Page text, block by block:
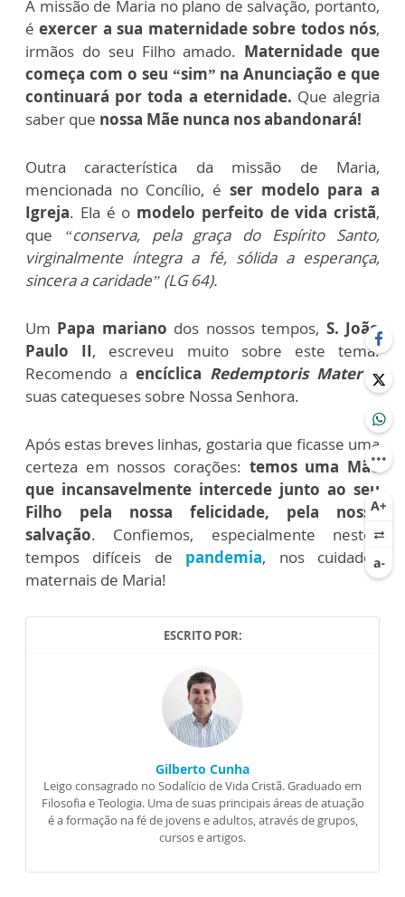
A missão de Maria no plano de salvação, portanto,
é exercer a sua maternidade sobre todos nós,
irmãos do seu Filho amado. Maternidade que
começa com o seu “sim” na Anunciação e que
continuará por toda a eternidade. Que alegria
saber que nossa Mãe nunca nos abandonará!
Outra característica da missão de Maria,
mencionada no Concílio, é ser modelo para a
Igreja. Ela é o modelo perfeito de vida cristã,
que “conserva, pela graça do Espírito Santo,
virginalmente íntegra a fé, sólida a esperança,
sincera a caridade” (LG 64).
Um Papa mariano dos nossos tempos, S. João
Paulo II, escreveu muito sobre este tema.
Recomendo a encíclica Redemptoris Mater e
suas catequeses sobre Nossa Senhora.
Após estas breves linhas, gostaria que ficasse uma
certeza em nossos corações: temos uma Mãe
que incansavelmente intercede junto ao seu
Filho pela nossa felicidade, pela nossa
salvação. Confiemos, especialmente nestes
tempos difíceis de pandemia, nos cuidados
maternais de Maria!
ESCRITO POR:
Gilberto Cunha
Leigo consagrado no Sodalício de Vida Cristã. Graduado em
Filosofia e Teologia. Uma de suas principais áreas de atuação
é a formação na fé de jovens e adultos, através de grupos,
cursos e artigos.